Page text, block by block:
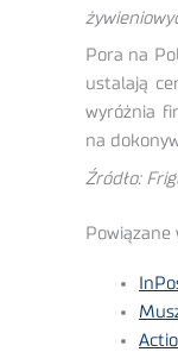
Pora na
ustalają
wyróżnia
na
Źródło:
Powiązane